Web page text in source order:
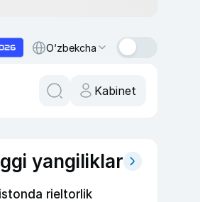
O‘zbekcha
Kabinet
yangiliklar
rieltorlik